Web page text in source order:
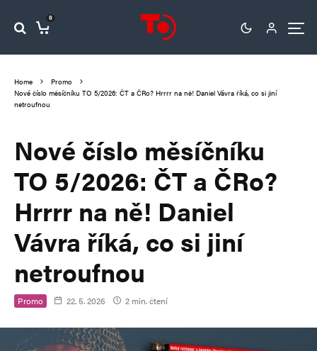
0
Home
Promo
Nové číslo měsíčníku TO 5/2026: ČT a ČRo? Hrrrr na ně! Daniel Vávra říká, co si jiní
netroufnou
Nové číslo měsíčníku
TO 5/2026: ČT a ČRo?
Hrrrr na ně! Daniel
Vávra říká, co si jiní
netroufnou
Promo 22. 5. 2026 2 min. čtení